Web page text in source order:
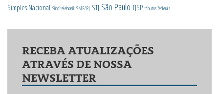
Simples Nacional Sinditelebrasil SMF/RJ STJ São Paulo TJSP tributos federais
RECEBA ATUALIZAÇÕES
ATRAVÉS DE NOSSA
NEWSLETTER